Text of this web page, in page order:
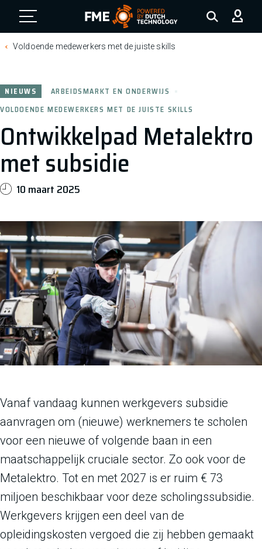
FME Logo, to the homepage
Voldoende medewerkers met de juiste skills
Ontwikkelpad Metalektro
met subsidie
NIEUWS
ARBEIDSMARKT EN ONDERWIJS
VOLDOENDE MEDEWERKERS MET DE JUISTE SKILLS
10 maart 2025
Vanaf vandaag kunnen werkgevers subsidie
aanvragen om (nieuwe) werknemers te scholen
voor een nieuwe of volgende baan in een
maatschappelijk cruciale sector. Zo ook voor de
Metalektro. Tot en met 2027 is er ruim € 73
miljoen beschikbaar voor deze scholingssubsidie.
Werkgevers krijgen een deel van de
opleidingskosten vergoed die zij hebben gemaakt